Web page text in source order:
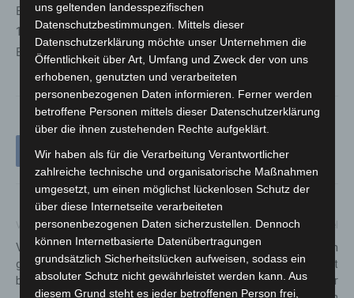
Bereits jetzt ist der Endpunkt „Peiner Straße“ der Linien
128 und 134 mit Ladetechnik ausgestattet, sodass erste
Einsätze von Elektrobussen dort bereits möglich sind.
Vorheriger Artikel
Verfolgungsfahrt mit
gestohlenem Audi – Polizei
bittet Zeugen um Mithilfe
Nächster Artikel
Zahlreiche Betrugsanrufe im
Raum Celle – Polizei warnt
eindringlich vor
uns geltenden landesspezifischen
Datenschutzbestimmungen. Mittels dieser
Datenschutzerklärung möchte unser Unternehmen die
Öffentlichkeit über Art, Umfang und Zweck der von uns
erhobenen, genutzten und verarbeiteten
personenbezogenen Daten informieren. Ferner werden
betroffene Personen mittels dieser Datenschutzerklärung
über die ihnen zustehenden Rechte aufgeklärt.
Wir haben als für die Verarbeitung Verantwortlicher
zahlreiche technische und organisatorische Maßnahmen
umgesetzt, um einen möglichst lückenlosen Schutz der
über diese Internetseite verarbeiteten
personenbezogenen Daten sicherzustellen. Dennoch
können Internetbasierte Datenübertragungen
grundsätzlich Sicherheitslücken aufweisen, sodass ein
absoluter Schutz nicht gewährleistet werden kann. Aus
diesem Grund steht es jeder betroffenen Person frei,